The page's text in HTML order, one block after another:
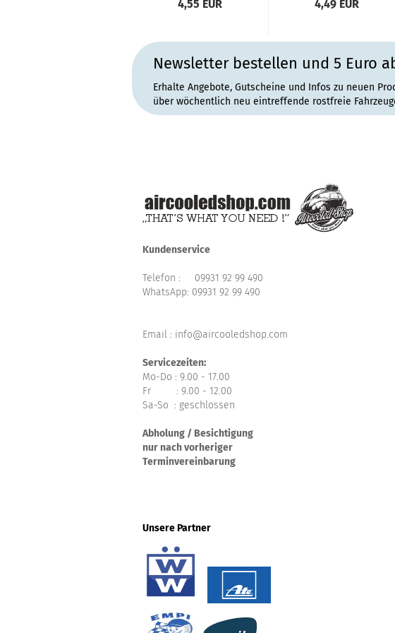
4,55 EUR 4,49 EUR
Newsletter bestellen und 5 Euro
Erhalte Angebote, Gutscheine und Infos zu neuen
über wöchentlich neu eintreffende rostfreie
Kundenservice
Telefon : 09931 92 99 490
WhatsApp: 09931 92 99 490
Email : info@aircooledshop.com
Servicezeiten:
Mo-Do : 9.00 - 17.00
Fr : 9.00 - 12.00
Sa-So : geschlossen
Abholung / Besichtigung
nur nach vorheriger
Terminvereinbarung
Unsere Partner